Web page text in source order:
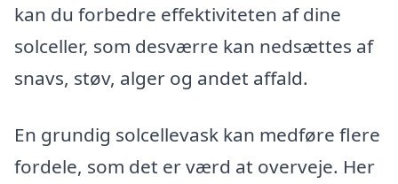
kan du forbedre effektiviteten af dine
solceller, som desværre kan nedsættes af
snavs, støv, alger og andet affald.
En grundig solcellevask kan medføre flere
fordele, som det er værd at overveje. Her